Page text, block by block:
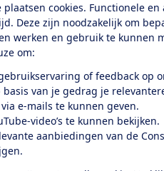
plaatsen cookies. Functionele
Deze zijn noodzakelijk om
werken en gebruik te kunnen
om:
of feedback op
basis van je gedrag je
e-mails te kunnen geven.
video’s te kunnen bekijken.
aanbiedingen van de
Al lid? Log in